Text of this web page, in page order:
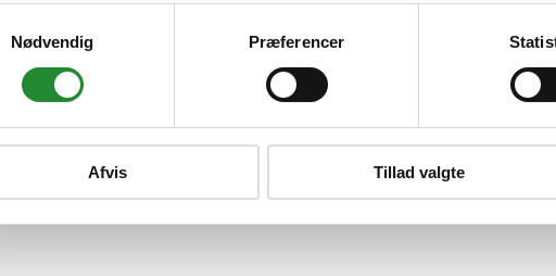
Nødvendig
Præferencer
Afvis Tillad valgte